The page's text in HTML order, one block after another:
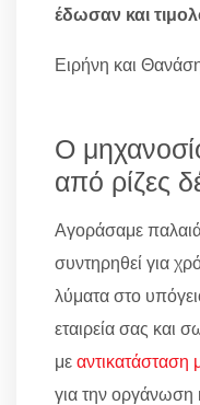
έδωσαν και
Ειρήνη και
Ο
από ρίζες
Αγοράσαμε
συντηρηθεί για
λύματα στο
εταιρεία σας και
με
για την οργάνωση